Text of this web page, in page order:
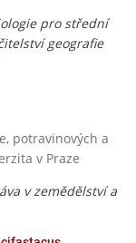
pro střední
geografie
potravinových a
v Praze
v zemědělství a